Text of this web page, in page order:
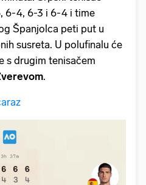
6-4, 6-3 i 6-4 i time
Španjolca peti put u
susreta. U polufinalu će
s drugim tenisačem
.